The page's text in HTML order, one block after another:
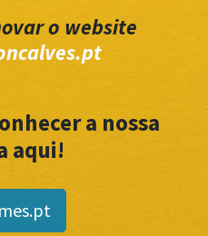
o website
a nossa
aqui!